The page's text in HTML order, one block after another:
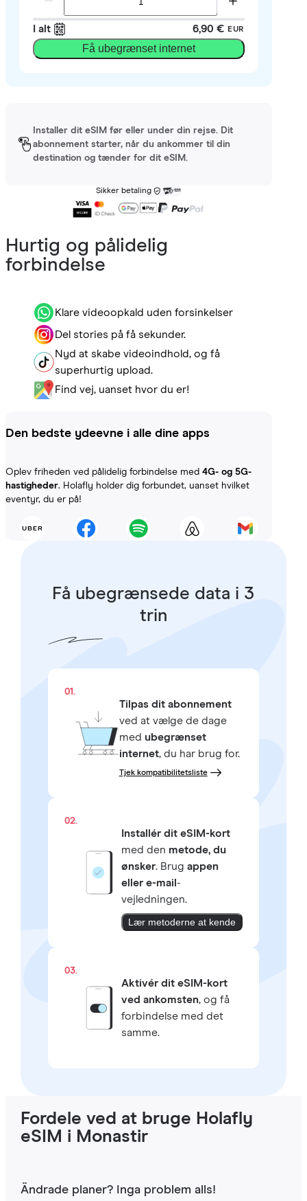
I alt 6,90 € EUR
Få ubegrænset internet
Installer dit eSIM før eller under din rejse. Dit
abonnement starter, når du ankommer til din
destination og tænder for dit eSIM.
Sikker betaling
Hurtig og pålidelig
forbindelse
Klare videoopkald uden forsinkelser
Del stories på få sekunder.
Nyd at skabe videoindhold, og få
superhurtig upload.
Find vej, uanset hvor du er!
Den bedste ydeevne i alle dine apps
Oplev friheden ved pålidelig forbindelse med 4G- og 5G-
hastigheder. Holafly holder dig forbundet, uanset hvilket
eventyr, du er på!
Få ubegrænsede data i 3
trin
01.
Tilpas dit abonnement
ved at vælge de dage
med ubegrænset
internet, du har brug for.
Tjek kompatibilitetsliste
02.
Installér dit eSIM-kort
med den metode, du
ønsker. Brug appen
eller e-mail -
vejledningen.
Lær metoderne at kende
03.
Aktivér dit eSIM-kort
ved ankomsten, og få
forbindelse med det
samme.
Fordele ved at bruge Holafly
eSIM i Monastir
Ändrade planer? Inga problem alls!